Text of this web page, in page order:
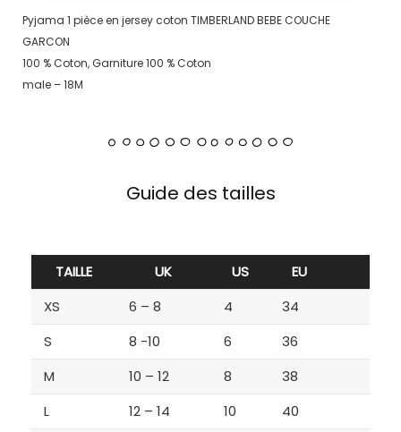
Pyjama 1 pièce en jersey coton TIMBERLAND BEBE COUCHE
GARCON
100 % Coton, Garniture 100 % Coton
male – 18M
Guide des tailles
TAILLE UK US
EU
XS
6 – 8 4
34
S
8 -10 6
36
M
10 – 12 8
38
L
12 – 14 10
40